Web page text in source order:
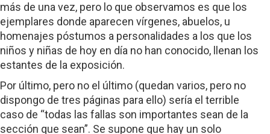
más de una vez, pero lo que observamos es que los
ejemplares donde aparecen vírgenes, abuelos, u
homenajes póstumos a personalidades a los que los
niños y niñas de hoy en día no han conocido, llenan los
estantes de la exposición.
Por último, pero no el último (quedan varios, pero no
dispongo de tres páginas para ello) sería el terrible
caso de “todas las fallas son importantes sean de la
sección que sean”. Se supone que hay un solo